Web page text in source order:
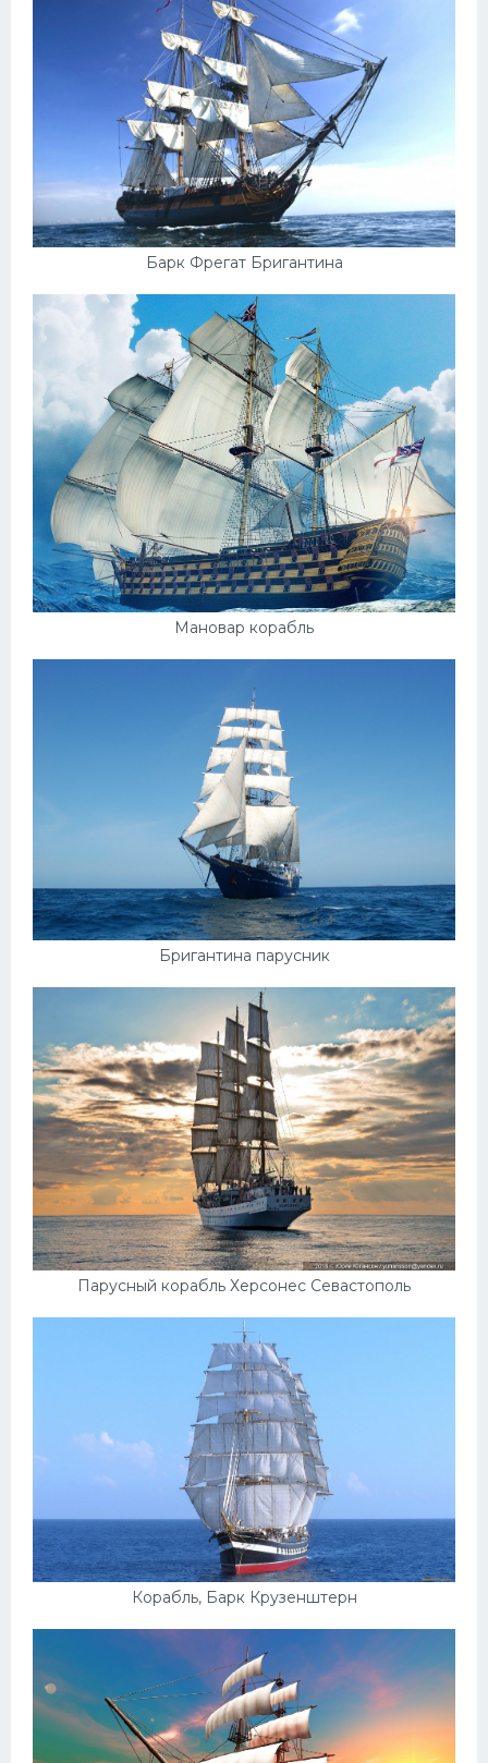
Барк Фрегат Бригантина
Мановар корабль
Бригантина парусник
Парусный корабль Херсонес Севастополь
Корабль, Барк Крузенштерн